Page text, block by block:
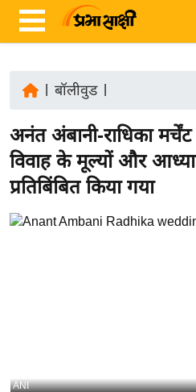
ज़ा
ख
र
रा
य
बॉलीवुड|
अनंत अंबानी-राधिका
विवाह के मूल्यों और
प्रतिबिंबित किया गया
ANI